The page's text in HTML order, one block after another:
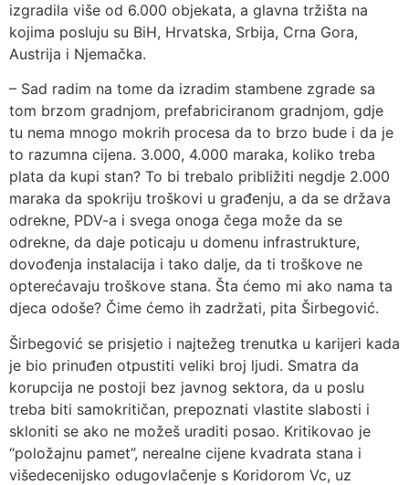
izgradila više od 6.000 objekata, a glavna tržišta na
kojima posluju su BiH, Hrvatska, Srbija, Crna Gora,
Austrija i Njemačka.
– Sad radim na tome da izradim stambene zgrade sa
tom brzom gradnjom, prefabriciranom gradnjom, gdje
tu nema mnogo mokrih procesa da to brzo bude i da je
to razumna cijena. 3.000, 4.000 maraka, koliko treba
plata da kupi stan? To bi trebalo približiti negdje 2.000
maraka da spokriju troškovi u građenju, a da se država
odrekne, PDV-a i svega onoga čega može da se
odrekne, da daje poticaju u domenu infrastrukture,
dovođenja instalacija i tako dalje, da ti troškove ne
opterećavaju troškove stana. Šta ćemo mi ako nama ta
djeca odoše? Čime ćemo ih zadržati, pita Širbegović.
Širbegović se prisjetio i najtežeg trenutka u karijeri kada
je bio prinuđen otpustiti veliki broj ljudi. Smatra da
korupcija ne postoji bez javnog sektora, da u poslu
treba biti samokritičan, prepoznati vlastite slabosti i
skloniti se ako ne možeš uraditi posao. Kritikovao je
“položajnu pamet”, nerealne cijene kvadrata stana i
višedecenijsko odugovlačenje s Koridorom Vc, uz